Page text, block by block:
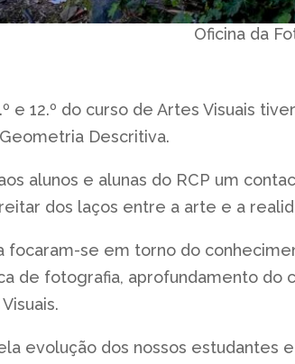
Oficina da
e 12.º do curso de Artes Visuais
Descritiva.
alunos e alunas do RCP um
dos laços entre a arte e a
focaram-se em torno do
de fotografia, aprofundamento
evolução dos nossos